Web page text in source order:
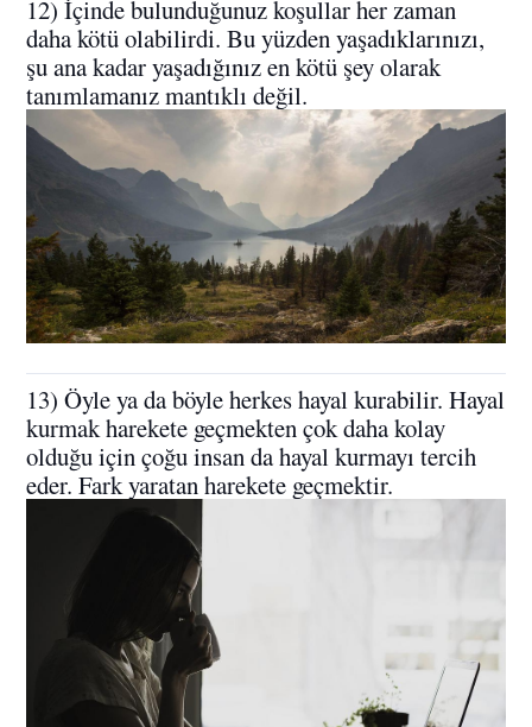
12) İçinde bulunduğunuz koşullar her zaman
daha kötü olabilirdi. Bu yüzden yaşadıklarınızı,
şu ana kadar yaşadığınız en kötü şey olarak
tanımlamanız mantıklı değil.
13) Öyle ya da böyle herkes hayal kurabilir. Hayal
kurmak harekete geçmekten çok daha kolay
olduğu için çoğu insan da hayal kurmayı tercih
eder. Fark yaratan harekete geçmektir.